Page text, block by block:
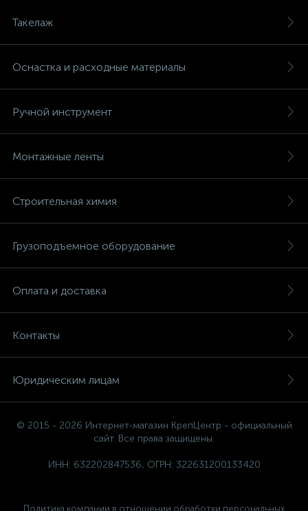
Такелаж
Оснастка и расходные материалы
Ручной инструмент
Монтажные ленты
Строительная химия
Грузоподъемное оборудование
Оплата и доставка
Контакты
Юридическим лицам
© 2015 - 2026 Интернет-магазин КрепЦентр - официальный
сайт. Все права защищены.
ИНН: 632202847536, ОГРН: 322631200133420
Политика компании в отношении обработки персональных